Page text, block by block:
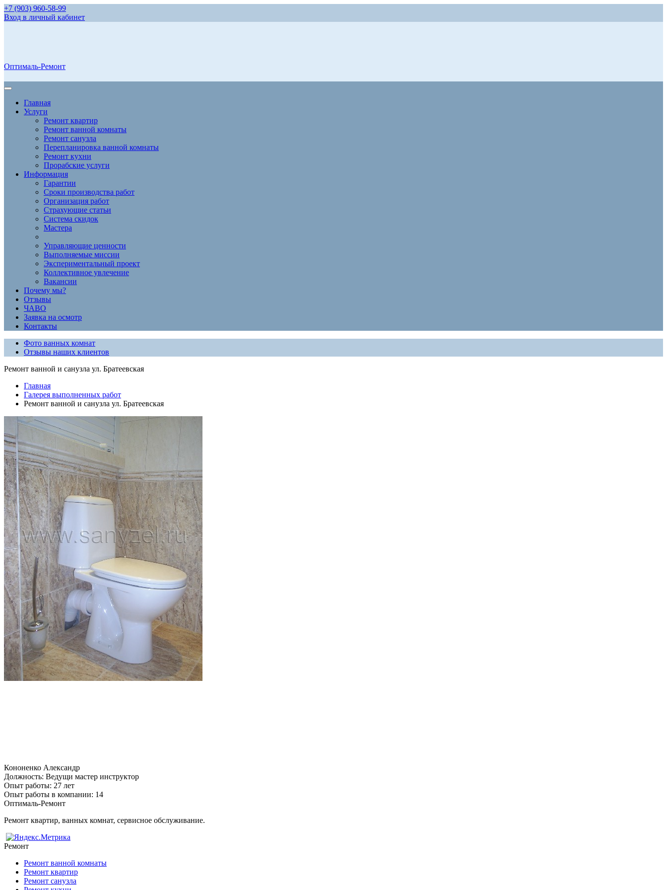
+7 (903) 960-58-99
Вход в личный кабинет
Оптималь-Ремонт
Главная
Услуги
Ремонт квартир
Ремонт ванной комнаты
Ремонт санузла
Перепланировка ванной комнаты
Ремонт кухни
Прорабские услуги
Информация
Гарантии
Сроки производства работ
Организация работ
Страхующие статьи
Система скидок
Мастера
Управляющие ценности
Выполняемые миссии
Экспериментальный проект
Коллективное увлечение
Вакансии
Почему мы?
Отзывы
ЧАВО
Заявка на осмотр
Контакты
Фото ванных комнат
Отзывы наших клиентов
Ремонт ванной и санузла ул. Братеевская
Главная
Галерея выполненных работ
Ремонт ванной и санузла ул. Братеевская
Кононенко Александр
Должность: Ведущи мастер инструктор
Опыт работы: 27 лет
Опыт работы в компании: 14
Оптималь-Ремонт
Ремонт квартир, ванных комнат, сервисное обслуживание.
Ремонт
Ремонт ванной комнаты
Ремонт квартир
Ремонт санузла